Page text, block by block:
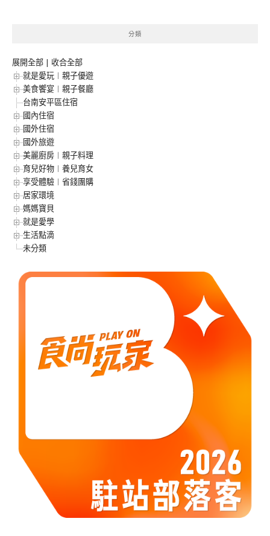
分類
展開全部 | 收合全部
就是愛玩︱親子優遊
美食饗宴︱親子餐廳
台南安平區住宿
國內住宿
國外住宿
國外旅遊
美麗廚房︱親子料理
育兒好物︱養兒育女
享受體驗︱省錢團購
居家環境
媽媽寶貝
就是愛學
生活點滴
未分類